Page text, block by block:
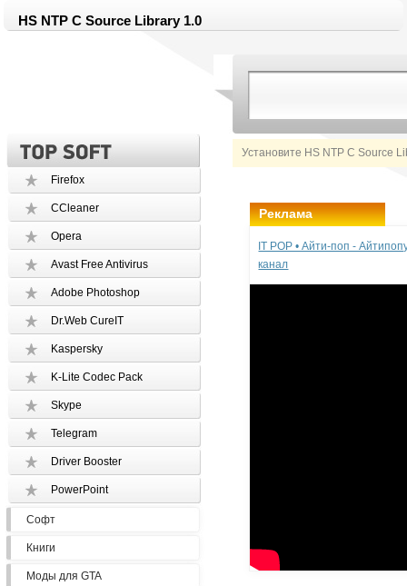
HS NTP C Source Library 1.0
Установите HS NTP C Source
Firefox
CCleaner
Opera
Avast Free Antivirus
Adobe Photoshop
Dr.Web CureIT
Kaspersky
K-Lite Codec Pack
Skype
Telegram
Driver Booster
PowerPoint
Софт
Книги
Моды для GTA
Реклама
IT POP • Айти-поп -
канал